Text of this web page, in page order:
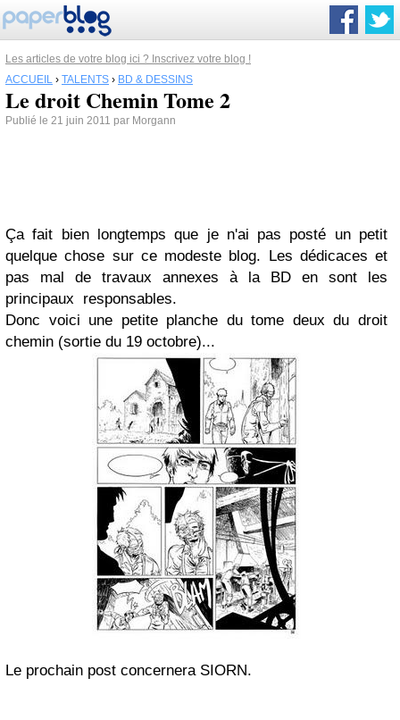
Les articles de votre blog ici ? Inscrivez votre blog !
ACCUEIL › TALENTS › BD & DESSINS
Le droit Chemin Tome 2
Publié le 21 juin 2011 par Morgann
Ça fait bien longtemps que je n'ai pas posté un petit
quelque chose sur ce modeste blog. Les dédicaces et
pas mal de travaux annexes à la BD en sont les
principaux responsables.
Donc voici une petite planche du tome deux du droit
chemin (sortie du 19 octobre)...
Le prochain post concernera SIORN.